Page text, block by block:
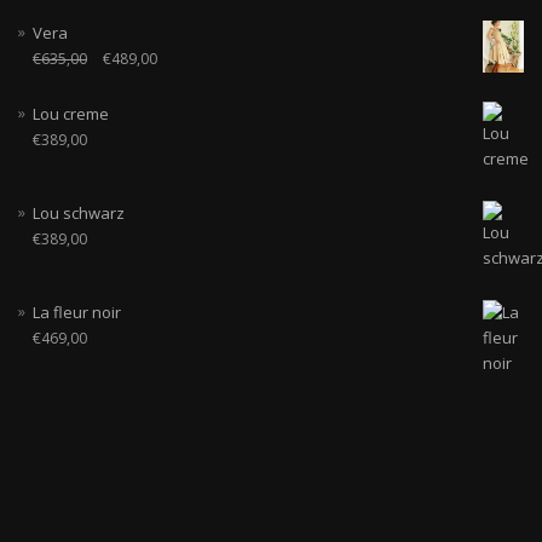
Vera
€635,00 €489,00
Lou creme
€389,00
Lou schwarz
€389,00
La fleur noir
€469,00